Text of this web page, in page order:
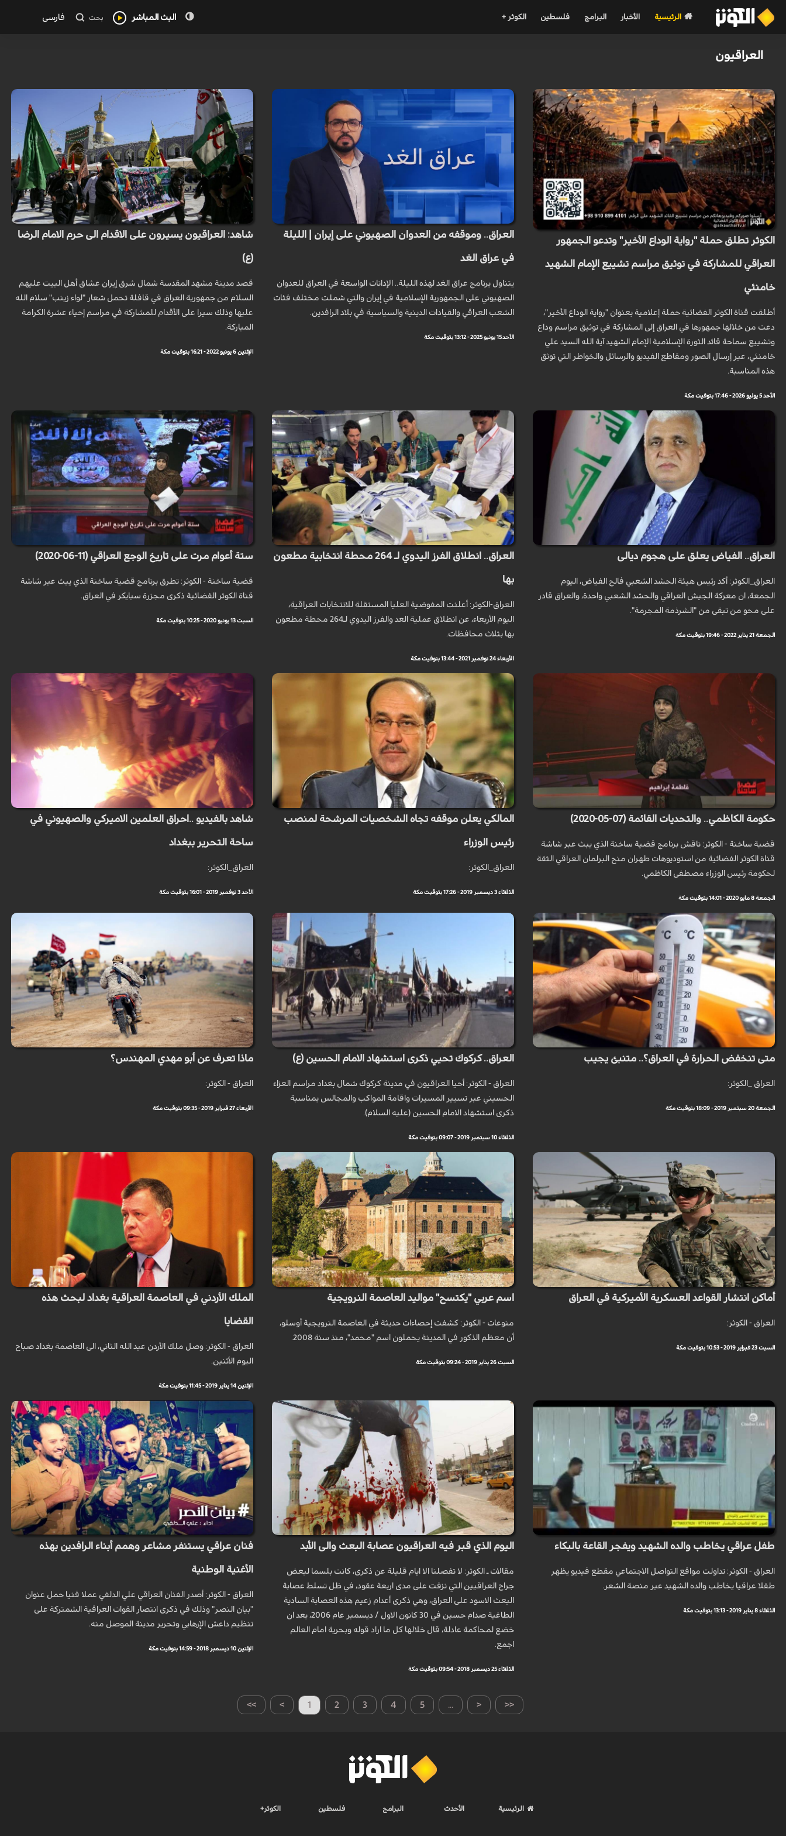
الرئيسية الأخبار البرامج فلسطين الكوثر + البث المباشر بحث فارسی
العراقيون
الكوثر تطلق حملة "رواية الوداع الأخير" وتدعو الجمهور
العراقي للمشاركة في توثيق مراسم تشييع الإمام الشهيد
خامنئي
أطلقت قناة الكوثر الفضائية حملة إعلامية بعنوان "رواية الوداع الأخير"،
دعت من خلالها جمهورها في العراق إلى المشاركة في توثيق مراسم وداع
وتشييع سماحة قائد الثورة الإسلامية الإمام الشهيد آية الله السيد علي
خامنئي، عبر إرسال الصور ومقاطع الفيديو والرسائل والخواطر التي توثق
هذه المناسبة.
الأحد 5 يوليو 2026 - 17:46 بتوقيت مكة
العراق.. وموقفه من العدوان الصهيوني على إيران | الليلة
في عراق الغد
يتناول برنامج عراق الغد لهذه الليلة.. الإدانات الواسعة في العراق للعدوان
الصهيوني على الجمهورية الإسلامية في إيران والتي شملت مختلف فئات
الشعب العراقي والقيادات الدينية والسياسية في بلاد الرافدين.
الأحد 15 يونيو 2025 - 13:12 بتوقيت مكة
شاهد: العراقيون يسيرون على الاقدام الى حرم الامام الرضا
(ع)
قصد مدينة مشهد المقدسة شمال شرق إيران عشاق أهل البيت عليهم
السلام من جمهورية العراق في قافلة تحمل شعار "لواء زينب" سلام الله
عليها وذلك سيرا على الأقدام للمشاركة في مراسم إحياء عشرة الكرامة
المباركة.
الإثنين 6 يونيو 2022 - 16:21 بتوقيت مكة
العراق.. الفياض يعلق على هجوم ديالى
العراق_الكوثر: أكد رئيس هيئة الحشد الشعبي فالح الفياض، اليوم
الجمعة، ان معركة الجيش العراقي والحشد الشعبي واحدة، والعراق قادر
على محو من تبقى من "الشرذمة المجرمة".
الجمعة 21 يناير 2022 - 19:46 بتوقيت مكة
العراق.. انطلاق الفرز اليدوي لـ 264 محطة انتخابية مطعون
بها
العراق-الكوثر: أعلنت المفوضية العليا المستقلة للانتخابات العراقية،
اليوم الأربعاء، عن انطلاق عملية العد والفرز اليدوي لـ264 محطة مطعون
بها بثلاث محافظات.
الأربعاء 24 نوفمبر 2021 - 13:44 بتوقيت مكة
ستة أعوام مرت على تاريخ الوجع العراقي (11-06-2020)
قضية ساخنة - الكوثر: تطرق برنامج قضية ساخنة الذي يبث عبر شاشة
قناة الكوثر الفضائية ذكرى مجزرة سبايكر في العراق.
السبت 13 يونيو 2020 - 10:25 بتوقيت مكة
حكومة الكاظمي.. والتحديات القائمة (07-05-2020)
قضية ساخنة - الكوثر: ناقش برنامج قضية ساخنة الذي يبث عبر شاشة
قناة الكوثر الفضائية من استوديوهات طهران منح البرلمان العراقي الثقة
لحكومة رئيس الوزراء مصطفى الكاظمي.
الجمعة 8 مايو 2020 - 14:01 بتوقيت مكة
المالكي يعلن موقفه تجاه الشخصيات المرشحة لمنصب
رئيس الوزراء
العراق_الكوثر:
الثلاثاء 3 ديسمبر 2019 - 17:26 بتوقيت مكة
شاهد بالفيديو ..احراق العلمين الاميركي والصهيوني في
ساحة التحرير ببغداد
العراق_الكوثر:
الأحد 3 نوفمبر 2019 - 16:01 بتوقيت مكة
متى تنخفض الحرارة في العراق؟.. متنبئ يجيب
العراق _الكوثر:
الجمعة 20 سبتمبر 2019 - 18:09 بتوقيت مكة
العراق.. كركوك تحيي ذكرى استشهاد الامام الحسين (ع)
العراق - الكوثر: أحيا العراقيون في مدينة كركوك شمال بغداد مراسم العزاء
الحسيني عبر تسيير المسيرات واقامة المواكب والمجالس بمناسبة
ذكرى استشهاد الامام الحسين (عليه السلام).
الثلاثاء 10 سبتمبر 2019 - 09:07 بتوقيت مكة
ماذا تعرف عن أبو مهدي المهندس؟
العراق - الكوثر:
الأربعاء 27 فبراير 2019 - 09:35 بتوقيت مكة
أماكن انتشار القواعد العسكرية الأميركية في العراق
العراق - الكوثر:
السبت 23 فبراير 2019 - 10:53 بتوقيت مكة
اسم عربي "يكتسح" مواليد العاصمة النرويجية
منوعات - الكوثر: كشفت إحصاءات حديثة في العاصمة النرويجية أوسلو،
أن معظم الذكور في المدينة يحملون اسم "محمد"، منذ سنة 2008.
السبت 26 يناير 2019 - 09:24 بتوقيت مكة
الملك الأردني في العاصمة العراقية بغداد لبحث هذه
القضايا
العراق - الكوثر: وصل ملك الأردن عبد الله الثاني، الى العاصمة بغداد صباح
اليوم الأثنين.
الإثنين 14 يناير 2019 - 11:45 بتوقيت مكة
طفل عراقي يخاطب والده الشهيد ويفجر القاعة بالبكاء
العراق - الكوثر: تداولت مواقع التواصل الاجتماعي مقطع فيديو يظهر
طفلا عراقيا يخاطب والده الشهيد عبر منصة الشعر.
الثلاثاء 8 يناير 2019 - 13:13 بتوقيت مكة
اليوم الذي قبر فيه العراقيون عصابة البعث والى الأبد
مقالات ـ الكوثر: لا تفصلنا الا ايام قليلة عن ذكرى، كانت بلسما لبعض
جراح العراقيين التي نزفت على مدى اربعة عقود، في ظل تسلط عصابة
البعث الاسود على العراق، وهي ذكرى أعدام زعيم هذه العصابة السادية
الطاغية صدام حسين في 30 كانون الاول / ديسمبر عام 2006، بعد ان
خضع لمحاكمة عادلة، قال خلالها كل ما اراد قوله وبحرية امام العالم
اجمع.
الثلاثاء 25 ديسمبر 2018 - 09:54 بتوقيت مكة
فنان عراقي يستنفر مشاعر وهمم أبناء الرافدين بهذه
الأغنية الوطنية
العراق - الكوثر: أصدر الفنان العراقي علي الدلفي عملا فنيا حمل عنوان
"بيان النصر" وذلك في ذكرى انتصار القوات العراقية الشمتركة على
تنظيم داعش الإرهابي وتحرير مدينة الموصل منه.
الإثنين 10 ديسمبر 2018 - 14:59 بتوقيت مكة
>> > 1 2 3 4 5 ... < <<
الرئيسية الأحدث البرامج فلسطين الكوثر+